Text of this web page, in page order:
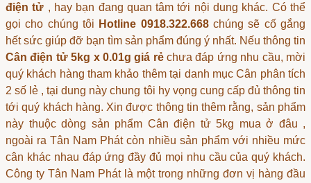
điện tử , hay bạn đang quan tâm tới nội dung khác. Có thể
gọi cho chúng tôi Hotline 0918.322.668chúng sẽ cố gắng
hết sức giúp đỡ bạn tìm sản phẩm đúng ý nhất. Nếu thông tin
Cân điện tử 5kg x 0.01g giá rẻchưa đáp ứng nhu cầu, mời
quý khách hàng tham khảo thêm tại danh mụcCân phân tích
2 số lẻ , tại dung này chung tôi hy vọng cung cấp đủ thông tin
tới quý khách hàng. Xin được thông tin thêm rằng, sản phẩm
này thuộc dòng sản phẩm Cân điện tử 5kg mua ở đâu ,
ngoài ra Tân Nam Phát còn nhiều sản phẩm với nhiều mức
cân khác nhau đáp ứng đầy đủ mọi nhu cầu của quý khách.
Công ty Tân Nam Phát là một trong những đơn vị hàng đầu